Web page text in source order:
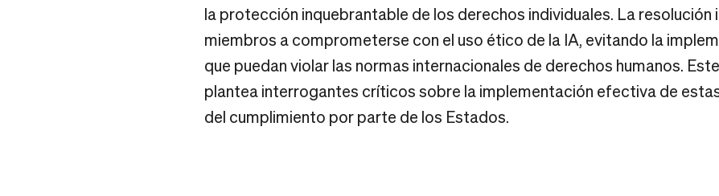
la protección inquebrantable de los derechos individuales. La resolución
miembros a comprometerse con el uso ético de la IA, evitando la
que puedan violar las normas internacionales de derechos humanos.
plantea interrogantes críticos sobre la implementación efectiva de
del cumplimiento por parte de los Estados.